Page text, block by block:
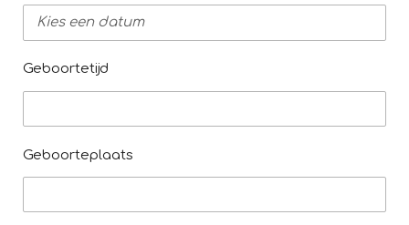
Geboortetijd
Geboorteplaats